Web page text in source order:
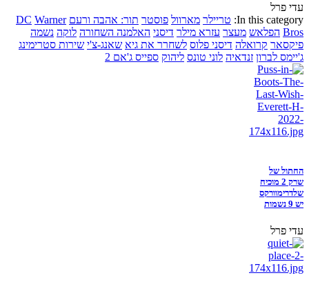
עדי פרל
In this category: טריילר מארוול פוסטר תור: אהבה ורעם DC Warner
Bros הפלאש מעצר עזרא מילר דיסני האלמנה השחורה לוקה נשמה
פיקסאר קרואלה דיסני פלוס לשחרר את גיא שאנג-צ'י שירות סטרימינג
ג'יימס לברון זנדאיה לוני טונס ליהוק ספייס ג'אם 2
החתול של
שרק 2 מוכיח
שלדרימוורקס
יש 9 נשמות
עדי פרל